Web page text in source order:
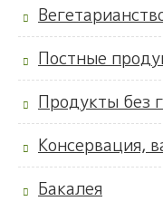
Постные
Продукты без
Консервация,
Бакалея